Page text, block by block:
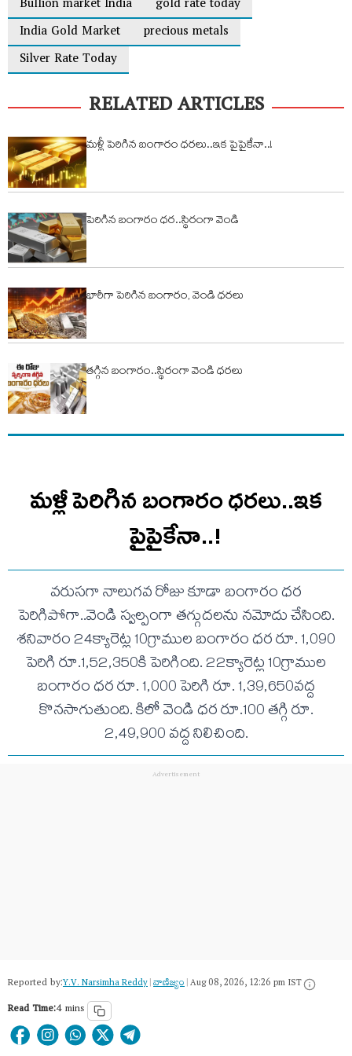
India Gold Market
precious metals
Silver Rate Today
RELATED ARTICLES
మళ్లీ పెరిగిన బంగారం ధరలు..ఇక పైపైకేనా..!
పెరిగిన బంగారం ధర..స్థిరంగా వెండి
భారీగా పెరిగిన బంగారం, వెండి ధరలు
తగ్గిన బంగారం..స్థిరంగా వెండి ధరలు
మళ్లీ పెరిగిన బంగారం ధరలు..ఇక
పైపైకేనా..!
వరుసగా నాలుగవ రోజు కూడా బంగారం ధర
పెరిగిపోగా..వెండి స్వల్పంగా తగ్గుదలను నమోదు చేసింది.
శనివారం 24క్యారెట్ల 10గ్రాముల బంగారం ధర రూ. 1,090
పెరిగి రూ.1,52,350కి పెరిగింది. 22క్యారెట్ల 10గ్రాముల
బంగారం ధర రూ. 1,000 పెరిగి రూ. 1,39,650వద్ద
కొనసాగుతుంది. కిలో వెండి ధర రూ.100 తగ్గి రూ.
2,49,900 వద్ద నిలిచింది.
Reported by:Y.V. Narsimha Reddy|వాణిజ్యం|Aug 08, 2026, 12:26 pm IST
Read Time:4 mins